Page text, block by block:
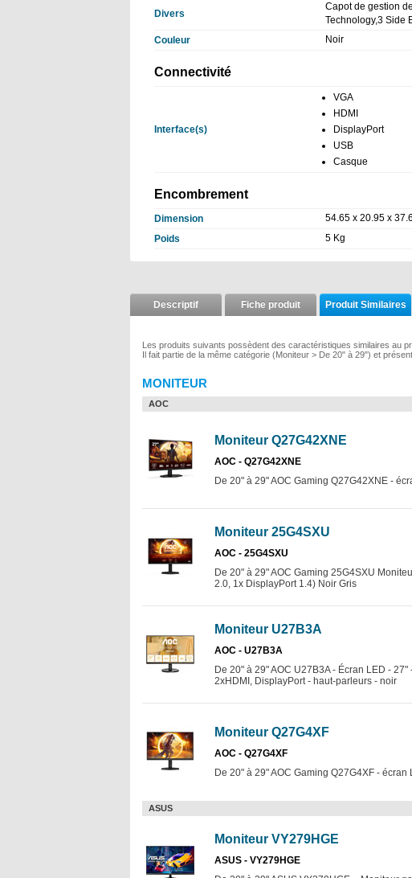
Divers
Capot de gestion
Technology,3 Side
Couleur
Noir
Connectivité
Interface(s)
VGA
HDMI
DisplayPort
USB
Casque
Encombrement
Dimension
54.65 x 20.95 x
Poids
5 Kg
Descriptif Fiche produit Produit Similaires
Les produits suivants possèdent des caractéristiques similaires au
Il fait partie de la même catégorie (Moniteur > De 20" à 29") et
MONITEUR
AOC
Moniteur Q27G42XNE
AOC - Q27G42XNE
De 20" à 29" AOC Gaming Q27G42XNE -
Moniteur 25G4SXU
AOC - 25G4SXU
De 20" à 29" AOC Gaming 25G4SXU
2.0, 1x DisplayPort 1.4) Noir Gris
Moniteur U27B3A
AOC - U27B3A
De 20" à 29" AOC U27B3A - Écran LED -
2xHDMI, DisplayPort - haut-parleurs - noir
Moniteur Q27G4XF
AOC - Q27G4XF
De 20" à 29" AOC Gaming Q27G4XF - écran
ASUS
Moniteur VY279HGE
ASUS - VY279HGE